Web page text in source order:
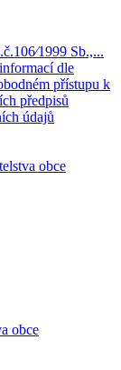
Sb.,...
dle
přístupu k
předpisů
údajů
obce
obce